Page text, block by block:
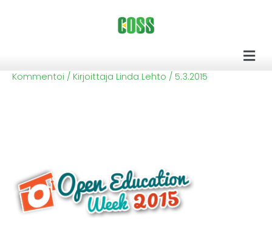
Kommentoi / Kirjoittaja Linda Lehto / 5.3.2015